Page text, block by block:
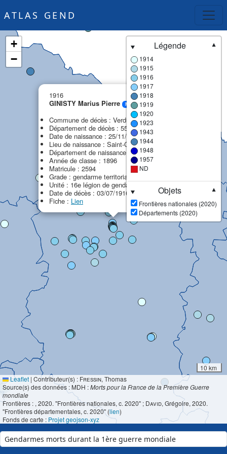
ATLAS GEND
1916
GINISTY Marius Pierre
MPF
Commune de décès : Verdun
Département de décès : 55 - Meuse
Date de naissance : 25/11/1876
Lieu de naissance : Saint-Geniez-d'Olt
Département de naissance : 12 - Aveyron
Année de classe : 1896
Matricule : 2594
Grade : gendarme territorial
Unité : 16e légion de gendarmerie (16e LG)
Date de décès : 03/07/1916
Fiche : Lien
+
−
Légende
▼
1914
1915
1916
1917
1918
1919
1920
1923
1943
1944
1948
1957
ND
Objets
▼
Frontières nationales (2020)
Départements (2020)
10 km
Leaflet | Contributeur(s) : Fressin, Thomas
Source(s) des données : MDH :Morts pour la France de la Première Guerre
mondiale
Frontières : , 2020. "Frontières nationales, c. 2020" ; David, Grégoire, 2020.
"Frontières départementales, c. 2020" (lien)
Fonds de carte : Projet geojson-xyz